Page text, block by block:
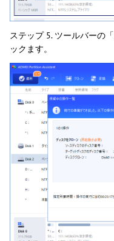
ステップ 5. ツールバーの
ックます。